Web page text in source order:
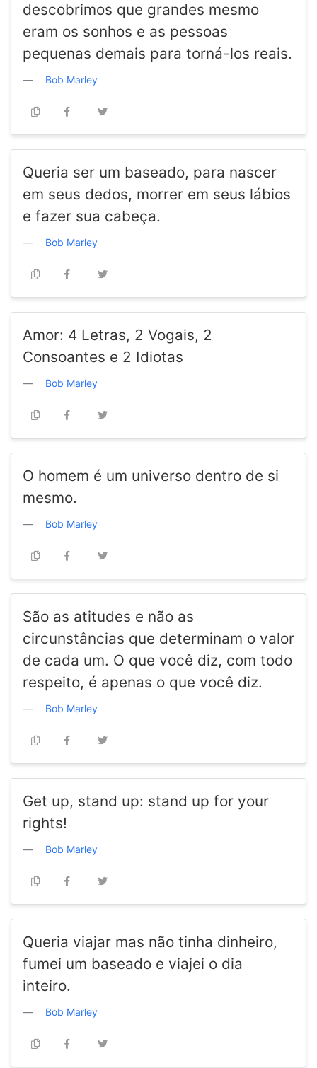
descobrimos que grandes mesmo
eram os sonhos e as pessoas
pequenas demais para torná-los reais.
Bob Marley
Queria ser um baseado, para nascer
em seus dedos, morrer em seus lábios
e fazer sua cabeça.
Bob Marley
Amor: 4 Letras, 2 Vogais, 2
Consoantes e 2 Idiotas
Bob Marley
O homem é um universo dentro de si
mesmo.
Bob Marley
São as atitudes e não as
circunstâncias que determinam o valor
de cada um. O que você diz, com todo
respeito, é apenas o que você diz.
Bob Marley
Get up, stand up: stand up for your
rights!
Bob Marley
Queria viajar mas não tinha dinheiro,
fumei um baseado e viajei o dia
inteiro.
Bob Marley